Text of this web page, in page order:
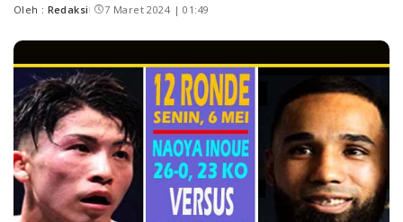
Oleh : Redaksi 7 Maret 2024 | 01:49